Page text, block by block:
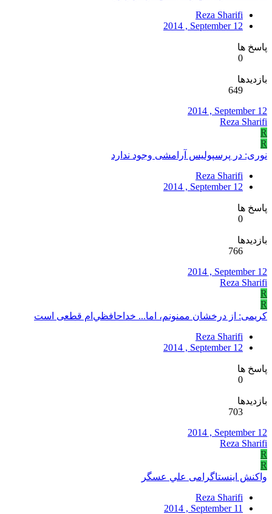
Reza Sharifi
2014 , September 12
پاسخ ها
0
بازدیدها
649
2014 , September 12
Reza Sharifi
R
R
نوری: در پرسپوليس آرامشی وجود ندارد
Reza Sharifi
2014 , September 12
پاسخ ها
0
بازدیدها
766
2014 , September 12
Reza Sharifi
R
R
کريمی: از درخشان ممنونم، اما... خداحافظي‌ام قطعی است
Reza Sharifi
2014 , September 12
پاسخ ها
0
بازدیدها
703
2014 , September 12
Reza Sharifi
R
R
واکنش اينستاگرامی علي عسگر
Reza Sharifi
2014 , September 11